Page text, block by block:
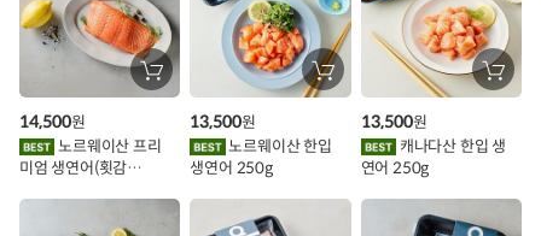
인
이
트
장
바
에
담
노르웨이산 프리
미엄 생연어(횟감
14,500원
장
바
에
담
노르웨이산 한입
생연어 250g
13,500원
장
바
에
담
연어 250g
13,500원